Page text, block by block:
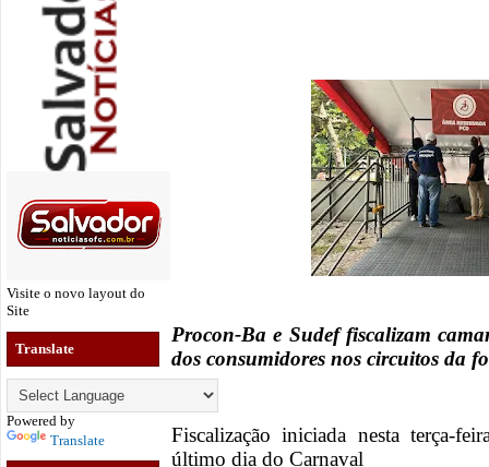
Visite o novo layout do
Site
Translate
Powered by
Translate
Procon-Ba e Sudef fiscalizam
dos consumidores nos circuitos da
Fiscalização iniciada nesta terça-
último dia do Carnaval